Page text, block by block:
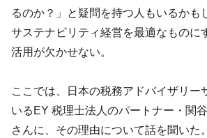
るのか？」と疑問を持つ人もいるかも
サステナビリティ経営を最適なものに
活用が欠かせない。
ここでは、日本の税務アドバイザリー
いるEY 税理士法人のパートナー・関
さんに、その理由について話を聞いた。